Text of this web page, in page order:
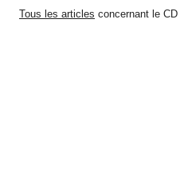
Tous les articles concernant le CD